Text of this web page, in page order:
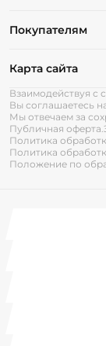
Покупателям
Карта сайта
Взаимодействуя с
Вы соглашаетесь
Мы отвечаем за
Публичная оферта.
Политика
Политика
Положение по